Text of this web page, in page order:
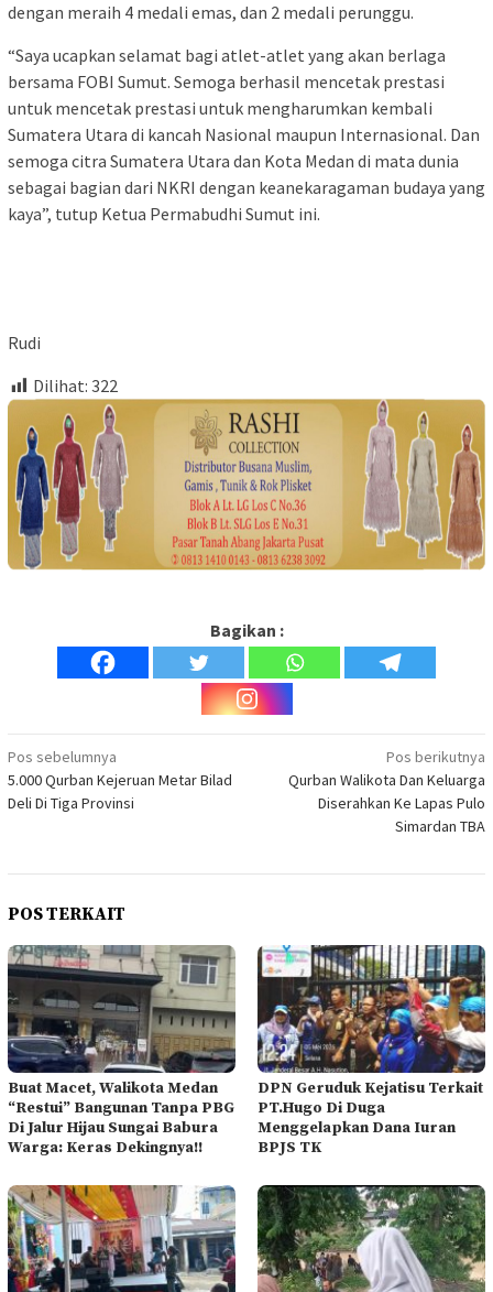
dengan meraih 4 medali emas, dan 2 medali perunggu.
“Saya ucapkan selamat bagi atlet-atlet yang akan berlaga
bersama FOBI Sumut. Semoga berhasil mencetak prestasi
untuk mencetak prestasi untuk mengharumkan kembali
Sumatera Utara di kancah Nasional maupun Internasional. Dan
semoga citra Sumatera Utara dan Kota Medan di mata dunia
sebagai bagian dari NKRI dengan keanekaragaman budaya yang
kaya”, tutup Ketua Permabudhi Sumut ini.
Rudi
Dilihat: 322
Bagikan :
Navigasi
pos
Pos sebelumnya
5.000 Qurban Kejeruan Metar Bilad
Deli Di Tiga Provinsi
Pos berikutnya
Qurban Walikota Dan Keluarga
Diserahkan Ke Lapas Pulo
Simardan TBA
POS TERKAIT
Buat Macet, Walikota Medan
“Restui” Bangunan Tanpa PBG
Di Jalur Hijau Sungai Babura
Warga: Keras Dekingnya!!
DPN Geruduk Kejatisu Terkait
PT.Hugo Di Duga
Menggelapkan Dana Iuran
BPJS TK